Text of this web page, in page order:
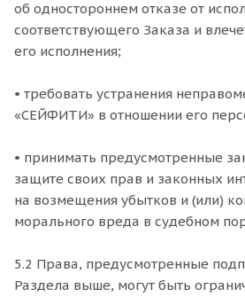
об одностороннем отказе от
соответствующего Заказа и
его исполнения;
• требовать устранения
«СЕЙФИТИ» в отношении его
• принимать предусмотренные
защите своих прав и законных
на возмещения убытков и (или)
морального вреда в судебном
5.2 Права, предусмотренные
Раздела выше, могут быть